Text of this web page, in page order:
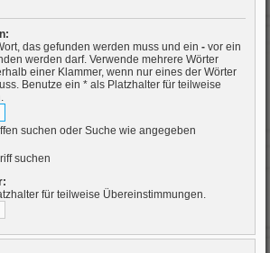
das gefunden werden muss und ein - vor ein
werden darf. Verwende mehrere Wörter
einer Klammer, wenn nur eines der Wörter
Benutze ein * als Platzhalter für teilweise
suchen oder Suche wie angegeben
suchen
für teilweise Übereinstimmungen.